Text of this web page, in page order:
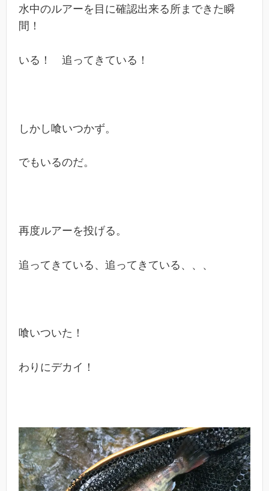
水中のルアーを目に確認出来る所まできた瞬
間！
いる！ 追ってきている！
しかし喰いつかず。
でもいるのだ。
再度ルアーを投げる。
追ってきている、追ってきている、、、
喰いついた！
わりにデカイ！